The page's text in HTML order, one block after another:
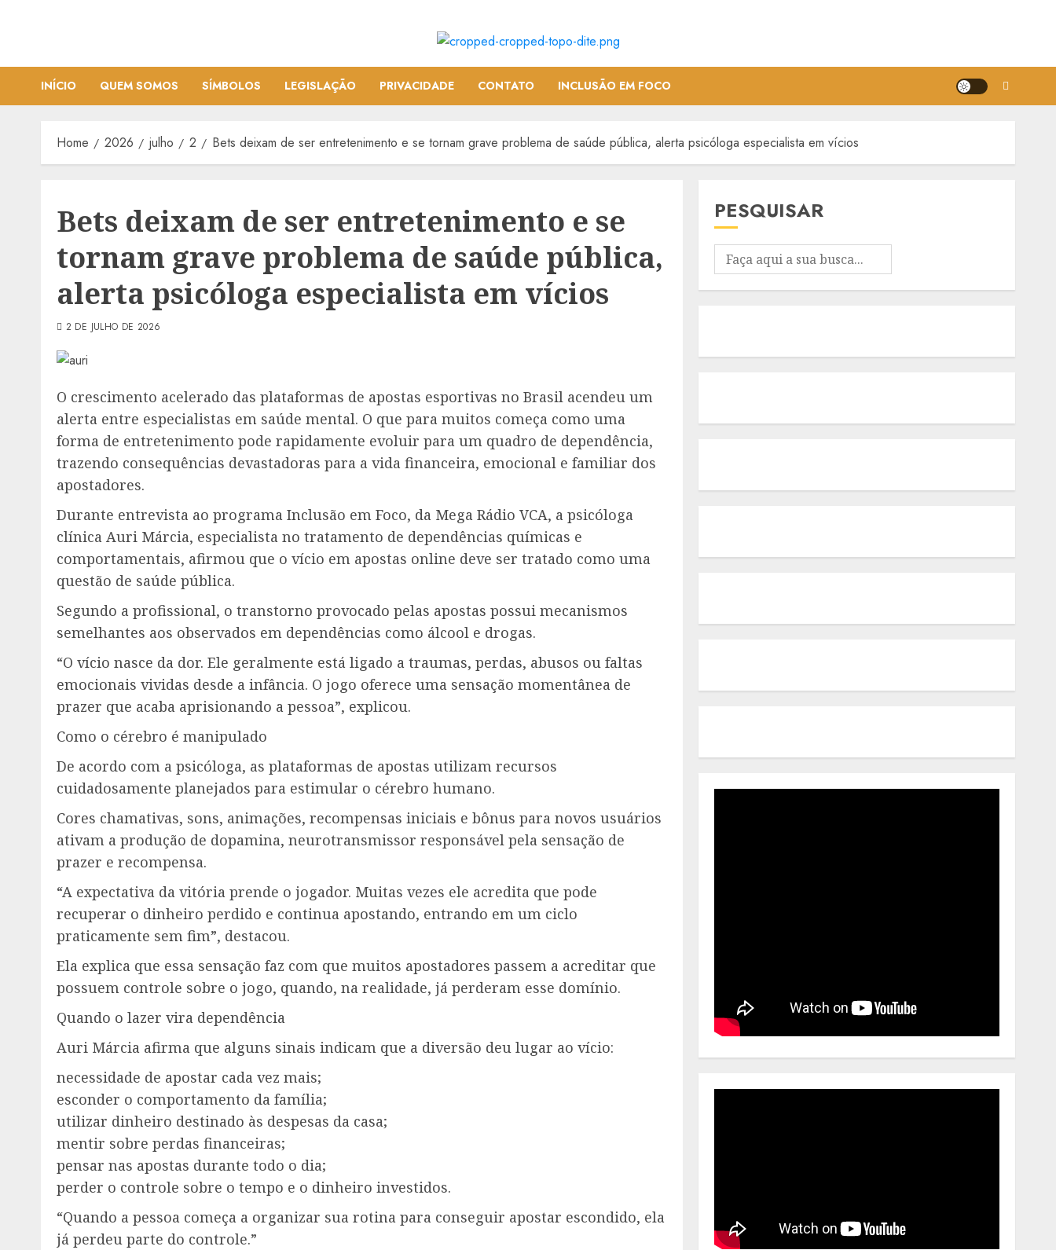
INÍCIO QUEM SOMOS SÍMBOLOS LEGISLAÇÃO PRIVACIDADE CONTATO INCLUSÃO EM FOCO
Home 2026 julho 2 Bets deixam de ser entretenimento e se tornam grave problema de saúde pública, alerta psicóloga especialista em vícios
Bets deixam de ser entretenimento e se
tornam grave problema de saúde pública,
alerta psicóloga especialista em vícios
2 DE JULHO DE 2026
O crescimento acelerado das plataformas de apostas esportivas no Brasil acendeu um
alerta entre especialistas em saúde mental. O que para muitos começa como uma
forma de entretenimento pode rapidamente evoluir para um quadro de dependência,
trazendo consequências devastadoras para a vida financeira, emocional e familiar dos
apostadores.
Durante entrevista ao programa Inclusão em Foco, da Mega Rádio VCA, a psicóloga
clínica Auri Márcia, especialista no tratamento de dependências químicas e
comportamentais, afirmou que o vício em apostas online deve ser tratado como uma
questão de saúde pública.
Segundo a profissional, o transtorno provocado pelas apostas possui mecanismos
semelhantes aos observados em dependências como álcool e drogas.
“O vício nasce da dor. Ele geralmente está ligado a traumas, perdas, abusos ou faltas
emocionais vividas desde a infância. O jogo oferece uma sensação momentânea de
prazer que acaba aprisionando a pessoa”, explicou.
Como o cérebro é manipulado
De acordo com a psicóloga, as plataformas de apostas utilizam recursos
cuidadosamente planejados para estimular o cérebro humano.
Cores chamativas, sons, animações, recompensas iniciais e bônus para novos usuários
ativam a produção de dopamina, neurotransmissor responsável pela sensação de
prazer e recompensa.
“A expectativa da vitória prende o jogador. Muitas vezes ele acredita que pode
recuperar o dinheiro perdido e continua apostando, entrando em um ciclo
praticamente sem fim”, destacou.
Ela explica que essa sensação faz com que muitos apostadores passem a acreditar que
possuem controle sobre o jogo, quando, na realidade, já perderam esse domínio.
Quando o lazer vira dependência
Auri Márcia afirma que alguns sinais indicam que a diversão deu lugar ao vício:
necessidade de apostar cada vez mais;
esconder o comportamento da família;
utilizar dinheiro destinado às despesas da casa;
mentir sobre perdas financeiras;
pensar nas apostas durante todo o dia;
perder o controle sobre o tempo e o dinheiro investidos.
“Quando a pessoa começa a organizar sua rotina para conseguir apostar escondido, ela
já perdeu parte do controle.”
PESQUISAR